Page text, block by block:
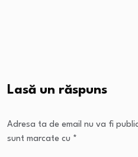
Lasă un răspuns
Adresa ta de email nu va fi
sunt marcate cu *